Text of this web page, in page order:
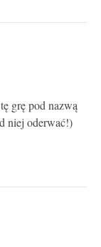
grę pod nazwą
niej oderwać!)